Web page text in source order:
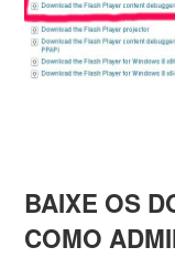
BAIXE OS
COMO